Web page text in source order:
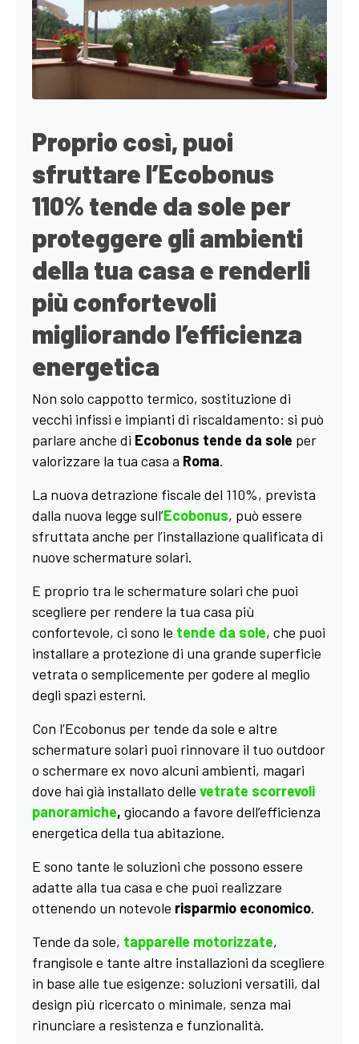
Proprio così, puoi
sfruttare l’Ecobonus
110% tende da sole per
proteggere gli ambienti
della tua casa e renderli
più confortevoli
migliorando l’efficienza
energetica
Non solo cappotto termico, sostituzione di
vecchi infissi e impianti di riscaldamento: si può
parlare anche di Ecobonus tende da sole per
valorizzare la tua casa a Roma.
La nuova detrazione fiscale del 110%, prevista
dalla nuova legge sull’Ecobonus, può essere
sfruttata anche per l’installazione qualificata di
nuove schermature solari.
E proprio tra le schermature solari che puoi
scegliere per rendere la tua casa più
confortevole, ci sono le tende da sole, che puoi
installare a protezione di una grande superficie
vetrata o semplicemente per godere al meglio
degli spazi esterni.
Con l’Ecobonus per tende da sole e altre
schermature solari puoi rinnovare il tuo outdoor
o schermare ex novo alcuni ambienti, magari
dove hai già installato delle vetrate scorrevoli
panoramiche, giocando a favore dell’efficienza
energetica della tua abitazione.
E sono tante le soluzioni che possono essere
adatte alla tua casa e che puoi realizzare
ottenendo un notevole risparmio economico.
Tende da sole, tapparelle motorizzate,
frangisole e tante altre installazioni da scegliere
in base alle tue esigenze: soluzioni versatili, dal
design più ricercato o minimale, senza mai
rinunciare a resistenza e funzionalità.